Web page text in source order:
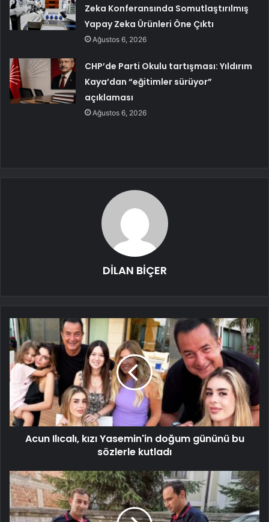
Zeka Konferansında Somutlaştırılmış
Yapay Zeka Ürünleri Öne Çıktı
Ağustos 6, 2026
CHP’de Parti Okulu tartışması: Yıldırım
Kaya’dan “eğitimler sürüyor”
açıklaması
Ağustos 6, 2026
DİLAN BİÇER
Acun Ilıcalı, kızı Yasemin'in doğum gününü bu
sözlerle kutladı